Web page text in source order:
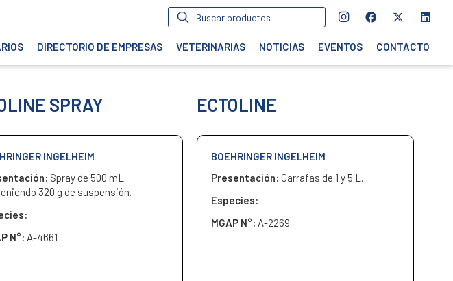
Búsqueda
de
DIRECTORIO DE EMPRESAS VETERINARIAS NOTICIAS EVENTOS CONTACTO
SPRAY
INGELHEIM
Spray de 500 mL
320 g de suspensión.
N°: A-4661
ECTOLINE
BOEHRINGER INGELHEIM
Presentación: Garrafas de 1 y 5 L.
Especies:
MGAP N°: A-2269